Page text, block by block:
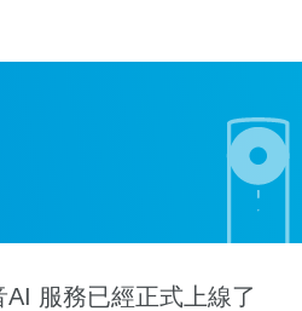
服務已經正式上線了